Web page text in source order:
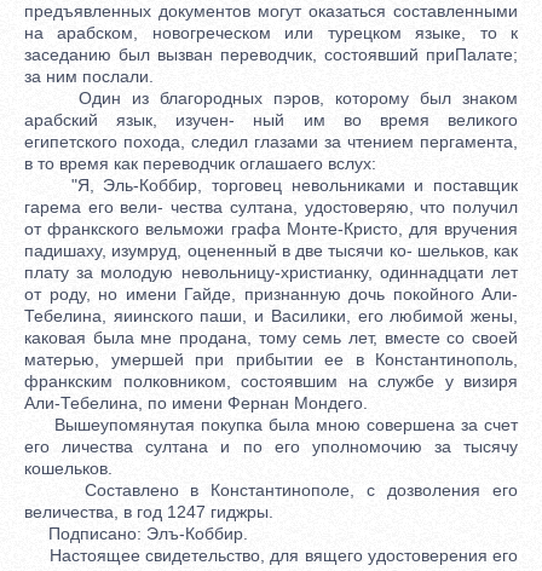
предъявленных документов могут оказаться составленными
на арабском, новогреческом или турецком языке, то к
заседанию был вызван переводчик, состоявший приПалате;
за ним послали.
Один из благородных пэров, которому был знаком
арабский язык, изучен- ный им во время великого
египетского похода, следил глазами за чтением пергамента,
в то время как переводчик оглашаего вслух:
"Я, Эль-Коббир, торговец невольниками и поставщик
гарема его вели- чества султана, удостоверяю, что получил
от франкского вельможи графа Монте-Кристо, для вручения
падишаху, изумруд, оцененный в две тысячи ко- шельков, как
плату за молодую невольницу-христианку, одиннадцати лет
от роду, но имени Гайде, признанную дочь покойного Али-
Тебелина, яиинского паши, и Василики, его любимой жены,
каковая была мне продана, тому семь лет, вместе со своей
матерью, умершей при прибытии ее в Константинополь,
франкским полковником, состоявшим на службе у визиря
Али-Тебелина, по имени Фернан Мондего.
Вышеупомянутая покупка была мною совершена за счет
его личества султана и по его уполномочию за тысячу
кошельков.
Составлено в Константинополе, с дозволения его
величества, в год 1247 гиджры.
Подписано: Элъ-Коббир.
Настоящее свидетельство, для вящего удостоверения его